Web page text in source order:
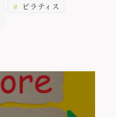
ピラティス